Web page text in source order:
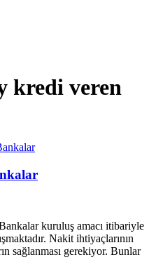
kredi veren
kuruluş amacı itibariyle
Nakit ihtiyaçlarının
sağlanması gerekiyor. Bunlar